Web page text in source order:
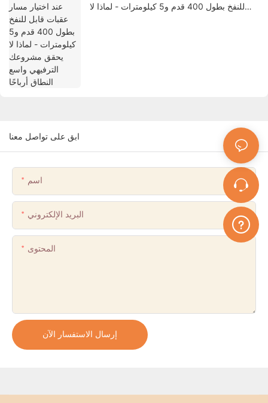
للنفخ بطول 400 قدم و5 كيلومترات - لماذا لا
ابق على تواصل معنا
اسم
البريد الإلكتروني
المحتوى
إرسال الاستفسار الآن